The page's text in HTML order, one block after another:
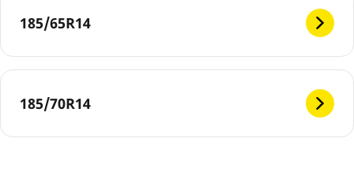
185/65R14
185/70R14